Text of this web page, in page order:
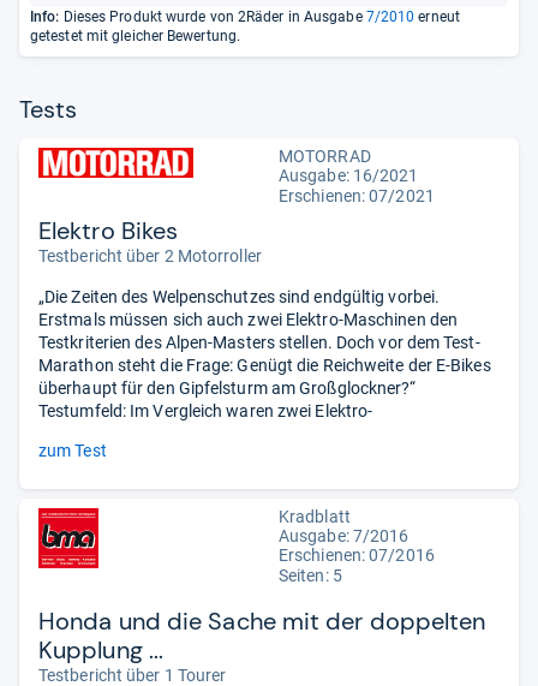
Info: Dieses Produkt wurde von 2Räder in Ausgabe 7/2010 erneut
getestet mit gleicher Bewertung.
Tests
MOTORRAD
Ausgabe: 16/2021
Erschienen: 07/2021
Elektro Bikes
Testbericht über 2 Motorroller
„Die Zeiten des Welpenschutzes sind endgültig vorbei.
Erstmals müssen sich auch zwei Elektro-Maschinen den
Testkriterien des Alpen-Masters stellen. Doch vor dem Test-
Marathon steht die Frage: Genügt die Reichweite der E-Bikes
überhaupt für den Gipfelsturm am Großglockner?“
Testumfeld: Im Vergleich waren zwei Elektro-
zum Test
Kradblatt
Ausgabe: 7/2016
Erschienen: 07/2016
Seiten: 5
Honda und die Sache mit der doppelten
Kupplung ...
Testbericht über 1 Tourer